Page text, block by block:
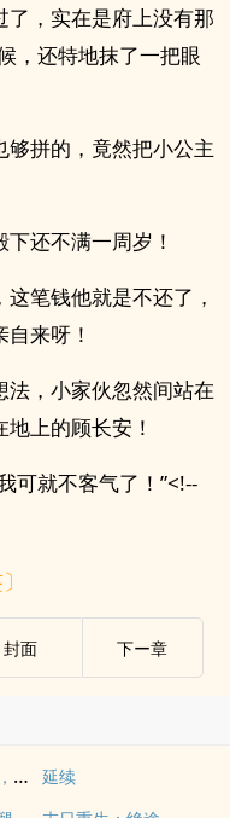
，实在是府上没有那
，还特地抹了一把眼
够拼的，竟然把小公主
还不满一周岁！
笔钱他就是不还了，
来呀！
，小家伙忽然间站在
上的顾长安！
可就不客气了！”<!--
封面 下ー章
我靠读心改剧情，被迫卷成万人迷
延续